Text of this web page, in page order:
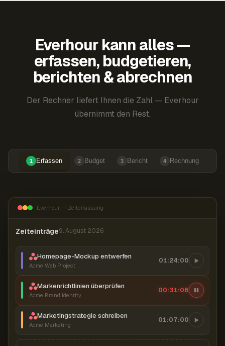
Everhour kann alles —
erfassen, budgetieren,
berichten & abrechnen
Der Rechner liefert Ihnen die Zahl — Everhour
übernimmt den Rest.
1 Erfassen 2 Budget 3 Bericht 4 Rechnung
Everhour — Zeiterfassung
Zeiteinträge9. August 2026
Homepage-Mockup entwerfen
Acme Web Project
01:24:00
Markenrichtlinien überprüfen
Acme Brand Identity
00:31:07
Marketingstrategie schreiben
Acme Marketing
01:07:00